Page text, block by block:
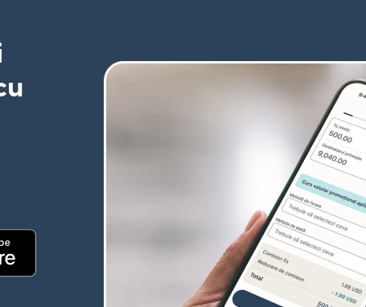
într-o fereastră nouă)
într-o fereastră nouă)